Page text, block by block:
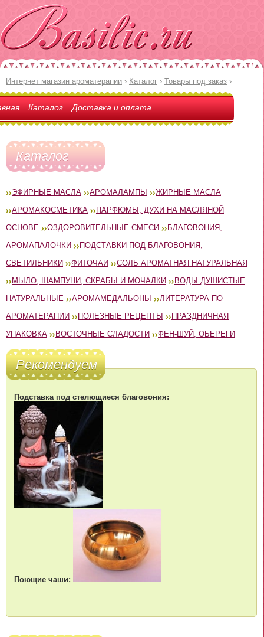
Интернет магазин ароматерапии › Каталог › Товары под заказ ›
Каталог Доставка и оплата
Каталог
ЭФИРНЫЕ МАСЛА АРОМАЛАМПЫ
ЖИРНЫЕ МАСЛА
АРОМАКОСМЕТИКА
ПАРФЮМЫ, ДУХИ НА МАСЛЯНОЙ
ОСНОВЕ
ОЗДОРОВИТЕЛЬНЫЕ СМЕСИ
БЛАГОВОНИЯ,
АРОМАПАЛОЧКИ
ПОДСТАВКИ ПОД БЛАГОВОНИЯ;
СВЕТИЛЬНИКИ
ФИТОЧАИ
СОЛЬ АРОМАТНАЯ НАТУРАЛЬНАЯ
МЫЛО, ШАМПУНИ, СКРАБЫ И МОЧАЛКИ
ВОДЫ ДУШИСТЫЕ
НАТУРАЛЬНЫЕ
АРОМАМЕДАЛЬОНЫ
ЛИТЕРАТУРА ПО
АРОМАТЕРАПИИ
ПОЛЕЗНЫЕ РЕЦЕПТЫ
ПРАЗДНИЧНАЯ
УПАКОВКА
ВОСТОЧНЫЕ СЛАДОСТИ ФЕН-ШУЙ, ОБЕРЕГИ
Рекомендуем
Подставка под стелющиеся благовония:
Поющие чаши: